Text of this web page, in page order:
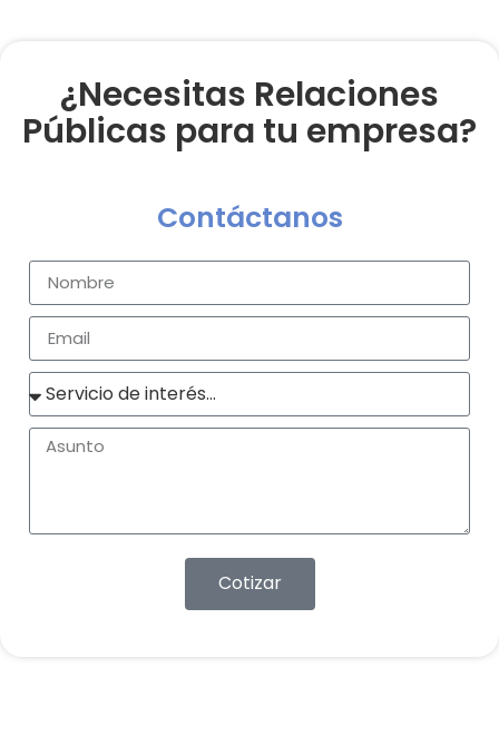
¿Necesitas Relaciones
Públicas para tu empresa?
Contáctanos
Cotizar